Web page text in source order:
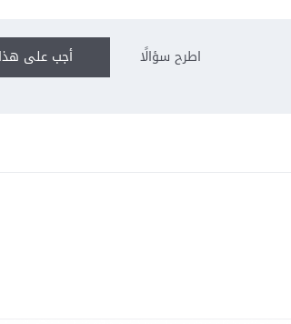
أجب على اطرح سؤالًا